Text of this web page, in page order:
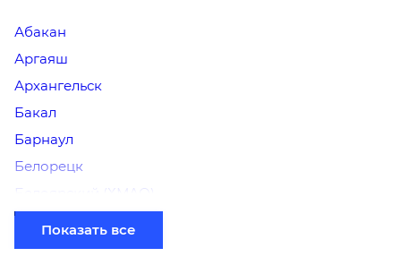
Абакан
Аргаяш
Архангельск
Бакал
Барнаул
Белорецк
Белоярский (ХМАО)
Березники
Бийск
Показать все